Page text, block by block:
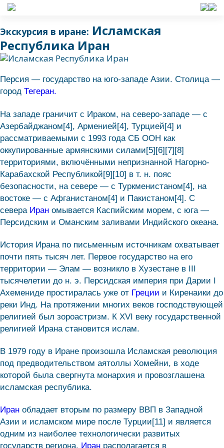
Экскурсия в иране: Исламская
Республика Иран
Персия — государство на юго-западе Азии. Столица —
город Тегеран.
На западе граничит с Ираком, на северо-западе — с
Азербайджаном[4], Арменией[4], Турцией[4] и
рассматриваемыми с 1993 года СБ ООН как
оккупированные армянскими силами[5][6][7][8]
территориями, включёнными непризнанной Нагорно-
Карабахской Республикой[9][10] в т. н. пояс
безопасности, на севере — с Туркменистаном[4], на
востоке — с Афганистаном[4] и Пакистаном[4]. С
севера Иран омывается Каспийским морем, с юга —
Персидским и Оманским заливами Индийского океана.
История Ирана по письменным источникам охватывает
почти пять тысяч лет. Первое государство на его
территории — Элам — возникло в Хузестане в III
тысячелетии до н. э. Персидская империя при Дарии I
Ахемениде простиралась уже от Греции и Киренаики до
реки Инд. На протяжении многих веков господствующей
религией был зороастризм. К XVI веку государственной
религией Ирана становится ислам.
В 1979 году в Иране произошла Исламская революция
под предводительством аятоллы Хомейни, в ходе
которой была свергнута монархия и провозглашена
исламская республика.
Иран обладает вторым по размеру ВВП в Западной
Азии и исламском мире после Турции[11] и является
одним из наиболее технологически развитых
государств региона. Иран располагается в